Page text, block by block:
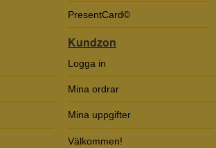
PresentCard©
Kundzon
Logga in
Mina ordrar
Mina uppgifter
Välkommen!